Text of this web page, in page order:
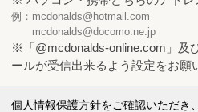
例：mcdonalds@hotmail.com
mcdonalds@docomo.ne.jp
※「@mcdonalds-online.com」及
ールが受信出来るよう設定をお願
個人情報保護方針をご確認いただき